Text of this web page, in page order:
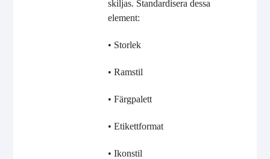
skiljas. Standardisera dessa
element:
• Storlek
• Ramstil
• Färgpalett
• Etikettformat
• Ikonstil